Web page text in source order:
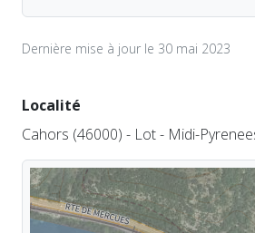
Dernière mise à jour le 30 mai 2023
Localité
Cahors (46000) - Lot - Midi-